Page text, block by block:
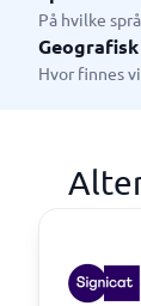
På hvilke
Hvor finnes